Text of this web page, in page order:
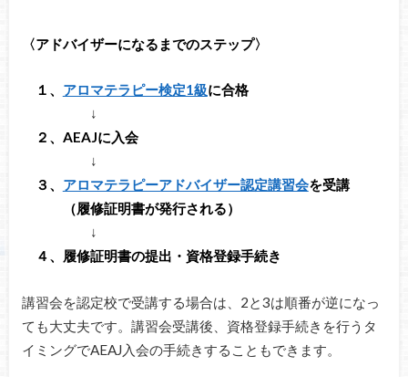
〈アドバイザーになるまでのステップ〉
１、 アロマテラピー検定1級に合格
↓
２、AEAJに入会
↓
３、 アロマテラピーアドバイザー認定講習会を受講
（履修証明書が発行される）
↓
４、履修証明書の提出・資格登録手続き
講習会を認定校で受講する場合は、2と3は順番が逆になっ
ても大丈夫です。講習会受講後、資格登録手続きを行うタ
イミングでAEAJ入会の手続きすることもできます。